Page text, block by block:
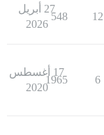
12
548
27 أبريل
2026
6
1965
17 أغسطس
2020